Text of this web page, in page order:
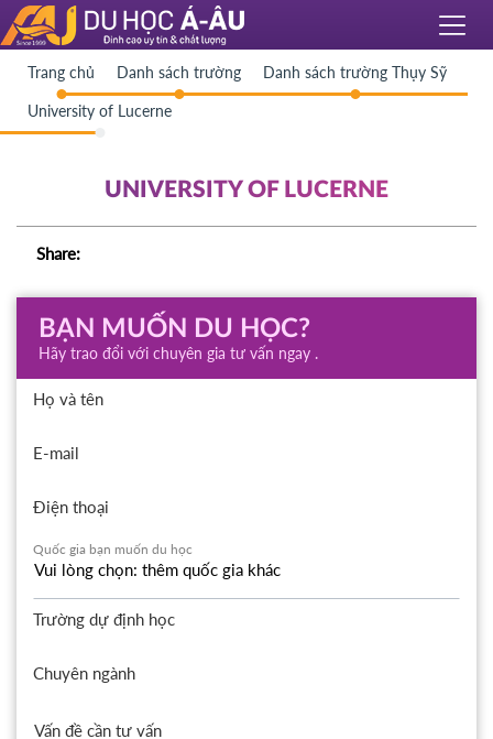
Trang chủ Danh sách trường Danh sách trường Thụy Sỹ
University of Lucerne
UNIVERSITY OF LUCERNE
Share:
BẠN MUỐN DU HỌC?
Hãy trao đổi với chuyên gia tư vấn ngay .
Họ và tên
E-mail
Điện thoại
Quốc gia bạn muốn du học
Trường dự định học
Chuyên ngành